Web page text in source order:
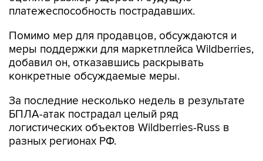
Помимо мер для продавцов, обсуждаются и
добавил он, отказавшись раскрывать
конкретные обсуждаемые меры.
За последние несколько недель в результате
логистических объектов Wildberries-Russ в
разных регионах РФ.
Ранее вице-премьер Александр Новак и